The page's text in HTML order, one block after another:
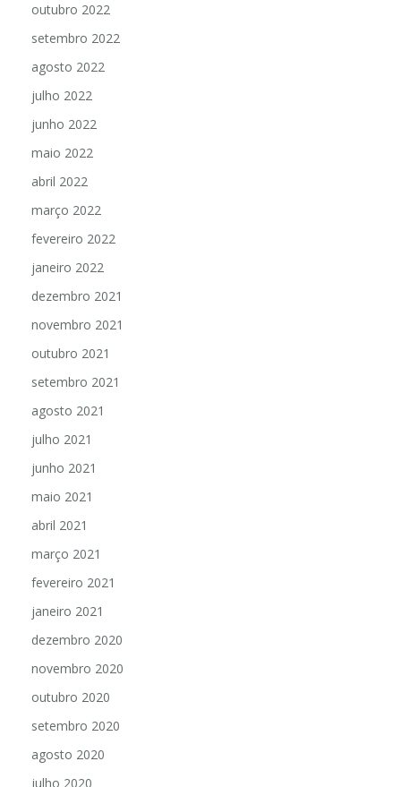
outubro 2022
setembro 2022
agosto 2022
julho 2022
junho 2022
maio 2022
abril 2022
março 2022
fevereiro 2022
janeiro 2022
dezembro 2021
novembro 2021
outubro 2021
setembro 2021
agosto 2021
julho 2021
junho 2021
maio 2021
abril 2021
março 2021
fevereiro 2021
janeiro 2021
dezembro 2020
novembro 2020
outubro 2020
setembro 2020
agosto 2020
julho 2020